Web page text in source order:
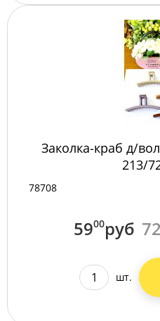
Заколка-краб д/
213/
78708
5900руб 72
шт.